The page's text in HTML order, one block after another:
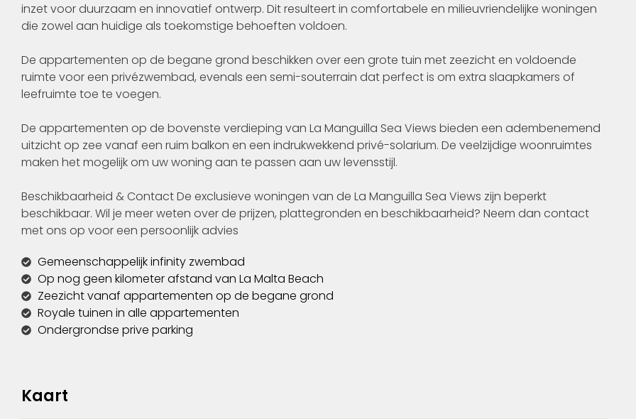
inzet voor duurzaam en innovatief ontwerp. Dit resulteert in comfortabele en milieuvriendelijke woningen
die zowel aan huidige als toekomstige behoeften voldoen.
De appartementen op de begane grond beschikken over een grote tuin met zeezicht en voldoende
ruimte voor een privézwembad, evenals een semi-souterrain dat perfect is om extra slaapkamers of
leefruimte toe te voegen.
De appartementen op de bovenste verdieping van La Manguilla Sea Views bieden een adembenemend
uitzicht op zee vanaf een ruim balkon en een indrukwekkend privé-solarium. De veelzijdige woonruimtes
maken het mogelijk om uw woning aan te passen aan uw levensstijl.
Beschikbaarheid & Contact De exclusieve woningen van de La Manguilla Sea Views zijn beperkt
beschikbaar. Wil je meer weten over de prijzen, plattegronden en beschikbaarheid? Neem dan contact
met ons op voor een persoonlijk advies
Gemeenschappelijk infinity zwembad
Op nog geen kilometer afstand van La Malta Beach
Zeezicht vanaf appartementen op de begane grond
Royale tuinen in alle appartementen
Ondergrondse prive parking
Kaart